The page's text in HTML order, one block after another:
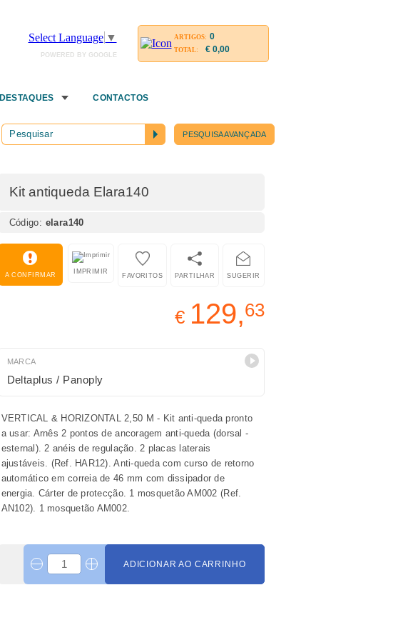
Select Language ▼
POWERED BY GOOGLE
ARTIGOS: 0
TOTAL: € 0,00
DESTAQUES CONTACTOS
PESQUISA AVANÇADA
Kit antiqueda Elara140
Código: elara140
A CONFIRMAR SUGERIR
PARTILHAR
FAVORITOS
IMPRIMIR
€ 129,63
MARCA
Deltaplus / Panoply
VERTICAL & HORIZONTAL 2,50 M - Kit anti-queda pronto
a usar: Arnês 2 pontos de ancoragem anti-queda (dorsal -
esternal). 2 anéis de regulação. 2 placas laterais
ajustáveis. (Ref. HAR12). Anti-queda com curso de retorno
automático em correia de 46 mm com dissipador de
energia. Cárter de protecção. 1 mosquetão AM002 (Ref.
AN102). 1 mosquetão AM002.
ADICIONAR AO CARRINHO